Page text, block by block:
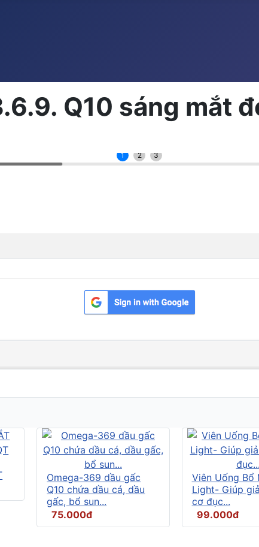
Q10 sáng mắt
1 2 3
Omega-369 dầu gấc
Q10 chứa dầu cá, dầu
gấc, bổ sun...
75.000đ
Viên Uống Bổ
Light- Giúp
cơ đục...
99.000đ